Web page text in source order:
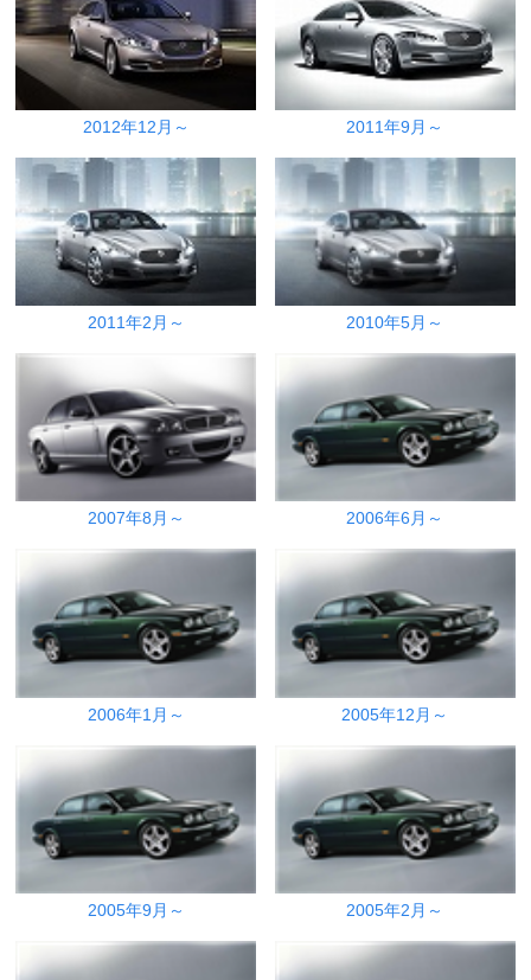
2012年12月～ 2011年9月～
2011年2月～ 2010年5月～
2007年8月～ 2006年6月～
2006年1月～ 2005年12月～
2005年9月～ 2005年2月～